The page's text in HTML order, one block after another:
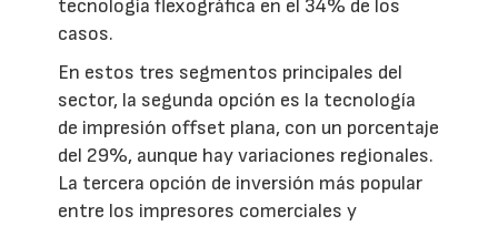
tecnología flexográfica en el 34% de los
casos.
En estos tres segmentos principales del
sector, la segunda opción es la tecnología
de impresión offset plana, con un porcentaje
del 29%, aunque hay variaciones regionales.
La tercera opción de inversión más popular
entre los impresores comerciales y